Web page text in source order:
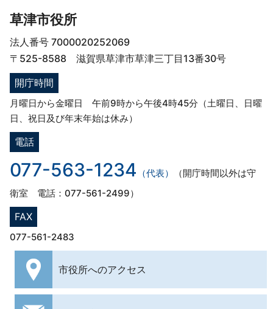
草津市役所
法人番号 7000020252069
〒525-8588 滋賀県草津市草津三丁目13番30号
開庁時間
月曜日から金曜日 午前9時から午後4時45分（土曜日、日曜
日、祝日及び年末年始は休み）
電話
077-563-1234 （代表）
（開庁時間以外は守
衛室 電話：077-561-2499）
FAX
077-561-2483
市役所へのアクセス